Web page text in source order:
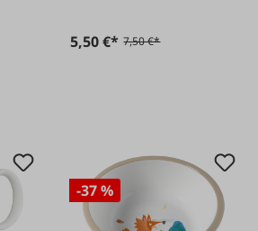
5,50 €* 7,50 €*
-37 %